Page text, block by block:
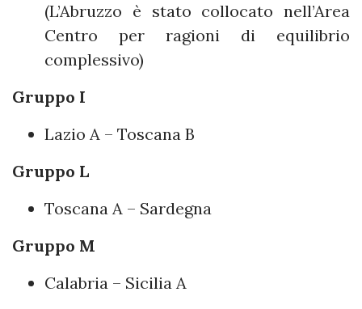
(L’Abruzzo è stato collocato nell’Area
Centro per ragioni di equilibrio
complessivo)
Gruppo I
Lazio A – Toscana B
Gruppo L
Toscana A – Sardegna
Gruppo M
Calabria – Sicilia A